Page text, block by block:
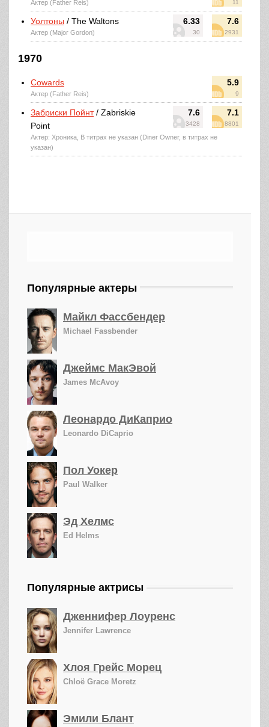
11
Актер (Father Reis)
6.33
30
7.6
2931
Уолтоны / The Waltons
Актер (Major Gordon)
1970
5.9
9
Cowards
Актер (Father Reis)
7.6
3428
7.1
8801
Забриски Пойнт/ Zabriskie
Point
Актер: Хроника, В титрах не указан (Diner Owner, в титрах не
указан)
Популярные актеры
Майкл Фассбендер
Michael Fassbender
Джеймс МакЭвой
James McAvoy
Леонардо ДиКаприо
Leonardo DiCaprio
Пол Уокер
Paul Walker
Эд Хелмс
Ed Helms
Популярные актрисы
Дженнифер Лоуренс
Jennifer Lawrence
Хлоя Грейс Морец
Chloë Grace Moretz
Эмили Блант